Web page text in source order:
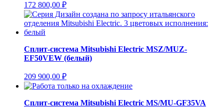
172 800,00 ₽
Сплит-система Mitsubishi Electric MSZ/MUZ-
EF50VEW (белый)
209 900,00 ₽
Сплит-система Mitsubishi Electric MS/MU-GF35VA